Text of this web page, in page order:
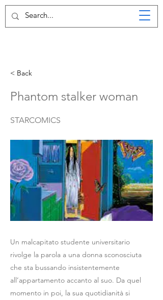
< Back
Phantom stalker woman
STARCOMICS
Un malcapitato studente universitario
rivolge la parola a una donna sconosciuta
che sta bussando insistentemente
all’appartamento accanto al suo. Da quel
momento in poi, la sua quotidianità si